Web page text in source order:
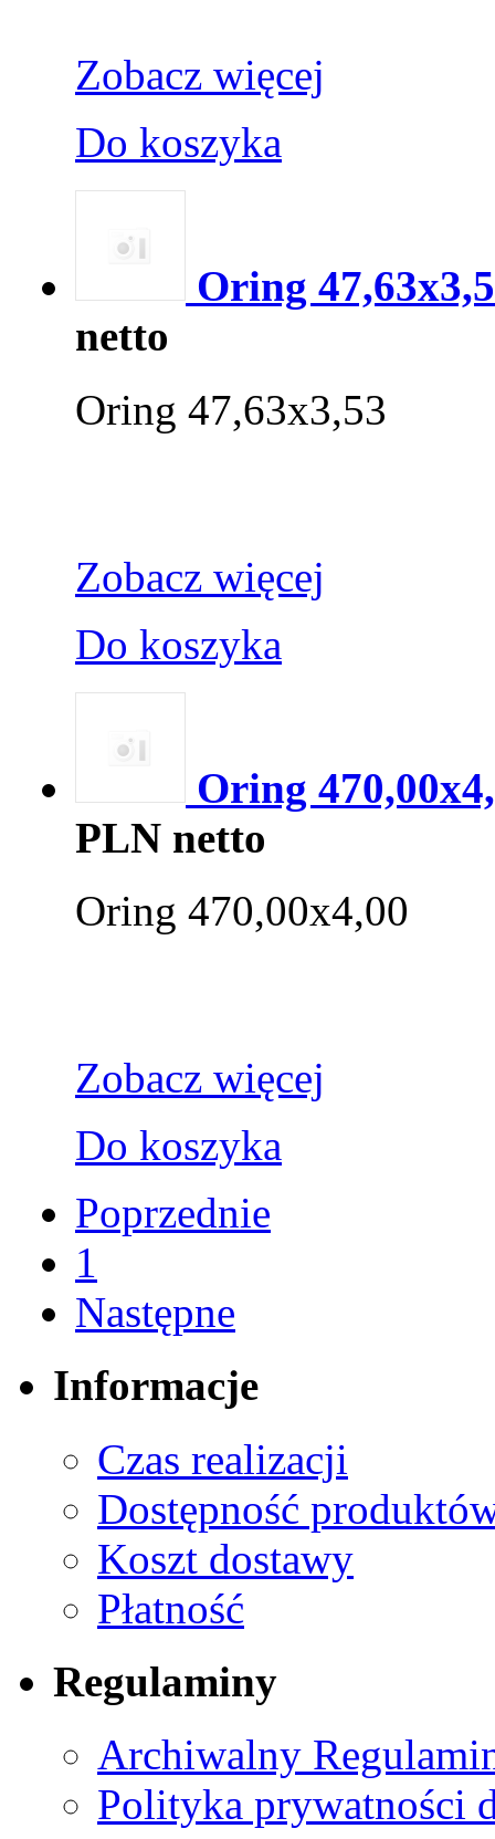
Zobacz więcej
Do koszyka
Oring
netto
Oring 47,63x3,53
Zobacz więcej
Do koszyka
Oring
PLN netto
Oring 470,00x4,00
Zobacz więcej
Do koszyka
Poprzednie
1
Następne
Informacje
Czas realizacji
Dostępność
Koszt dostawy
Płatność
Regulaminy
Archiwalny
Polityka prywatności